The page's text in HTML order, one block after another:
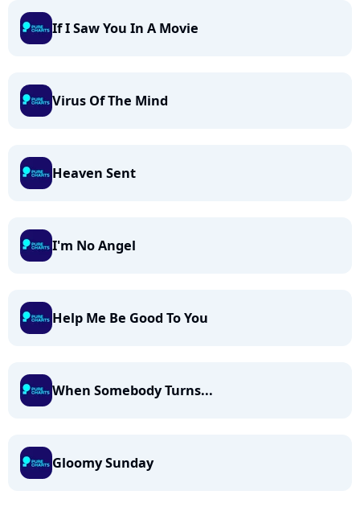
If I Saw You In A Movie
Virus Of The Mind
Heaven Sent
I'm No Angel
Help Me Be Good To You
When Somebody Turns...
Gloomy Sunday